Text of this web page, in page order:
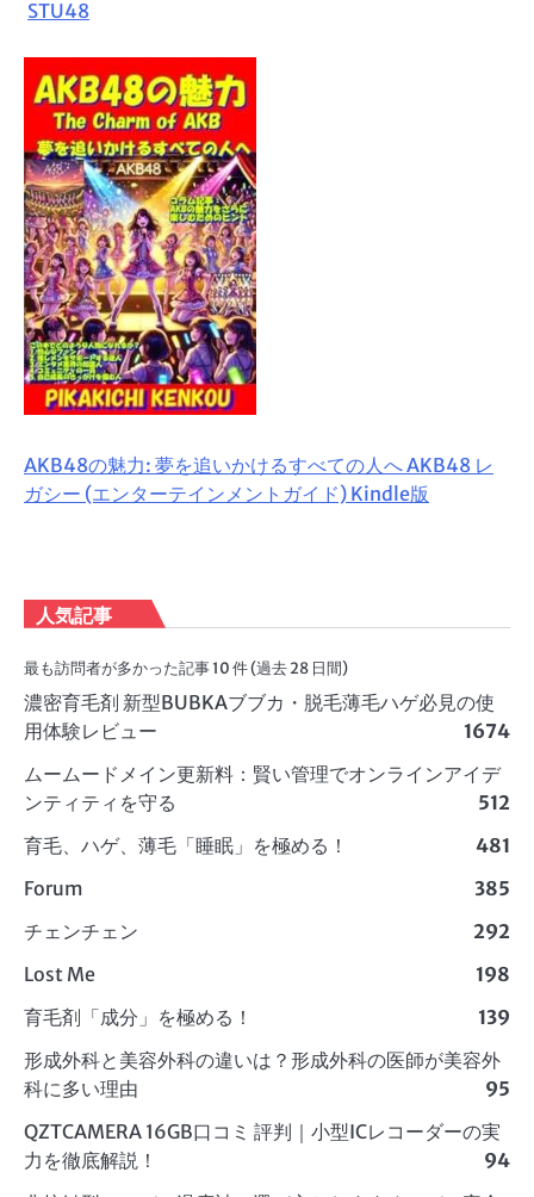
STU48
AKB48の魅力: 夢を追いかけるすべての人へ AKB48 レ
ガシー (エンターテインメントガイド) Kindle版
人気記事
最も訪問者が多かった記事 10 件 (過去 28 日間)
濃密育毛剤 新型BUBKAブブカ・脱毛薄毛ハゲ必見の使
用体験レビュー
1674
ムームードメイン更新料：賢い管理でオンラインアイデ
ンティティを守る
512
育毛、ハゲ、薄毛「睡眠」を極める！
481
Forum
385
チェンチェン
292
Lost Me
198
育毛剤「成分」を極める！
139
形成外科と美容外科の違いは？形成外科の医師が美容外
科に多い理由
95
QZTCAMERA 16GB口コミ 評判｜小型ICレコーダーの実
力を徹底解説！
94